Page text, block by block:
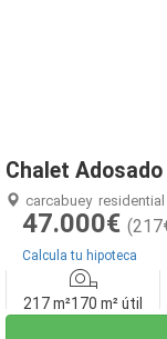
Chalet
carcabuey residential
47.000€
Calcula tu hipoteca
217 m²170 m² útil